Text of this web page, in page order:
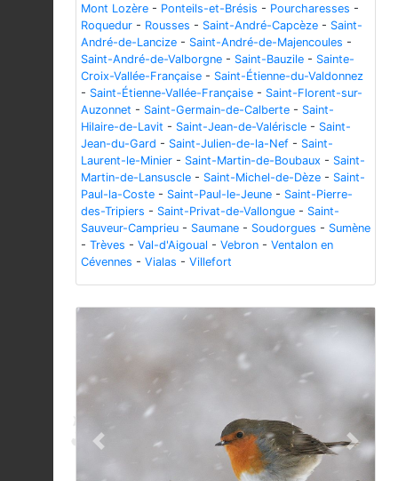
Mont Lozère - Ponteils-et-Brésis - Pourcharesses -
Roquedur - Rousses - Saint-André-Capcèze - Saint-
André-de-Lancize - Saint-André-de-Majencoules -
Saint-André-de-Valborgne - Saint-Bauzile - Sainte-
Croix-Vallée-Française - Saint-Étienne-du-Valdonnez
- Saint-Étienne-Vallée-Française - Saint-Florent-sur-
Auzonnet - Saint-Germain-de-Calberte - Saint-
Hilaire-de-Lavit - Saint-Jean-de-Valériscle - Saint-
Jean-du-Gard - Saint-Julien-de-la-Nef - Saint-
Laurent-le-Minier - Saint-Martin-de-Boubaux - Saint-
Martin-de-Lansuscle - Saint-Michel-de-Dèze - Saint-
Paul-la-Coste - Saint-Paul-le-Jeune - Saint-Pierre-
des-Tripiers - Saint-Privat-de-Vallongue - Saint-
Sauveur-Camprieu - Saumane - Soudorgues - Sumène
- Trèves - Val-d'Aigoual - Vebron - Ventalon en
Cévennes - Vialas - Villefort
Previous Next